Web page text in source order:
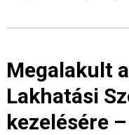
Megalakult
Lakhatási
kezelésére